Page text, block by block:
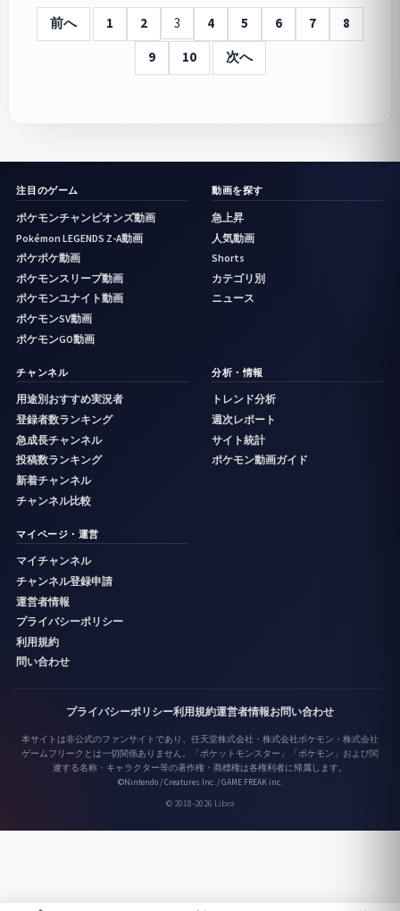
前へ 1 2 3 4 5 6 7
8
9
10 次へ
注目のゲーム
ポケモンチャンピオンズ動画
Pokémon LEGENDS Z-A動画
ポケポケ動画
ポケモンスリープ動画
ポケモンユナイト動画
ポケモンSV動画
ポケモンGO動画
動画を探す
急上昇
人気動画
Shorts
カテゴリ別
ニュース
チャンネル
用途別おすすめ実況者
登録者数ランキング
急成長チャンネル
投稿数ランキング
新着チャンネル
チャンネル比較
分析・情報
トレンド分析
週次レポート
サイト統計
ポケモン動画ガイド
マイページ・運営
マイチャンネル
チャンネル登録申請
運営者情報
プライバシーポリシー
利用規約
問い合わせ
プライバシーポリシー利用規約運営者情報お問い合わせ
本サイトは非公式のファンサイトであり、任天堂株式会社・株式会社ポケモン・株式会社
ゲームフリークとは一切関係ありません。「ポケットモンスター」「ポケモン」および関
連する名称・キャラクター等の著作権・商標権は各権利者に帰属します。
©Nintendo / Creatures Inc. / GAME FREAK inc.
© 2018-2026 Libra